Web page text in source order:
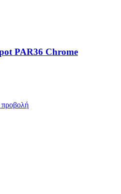
PAR36 Chrome